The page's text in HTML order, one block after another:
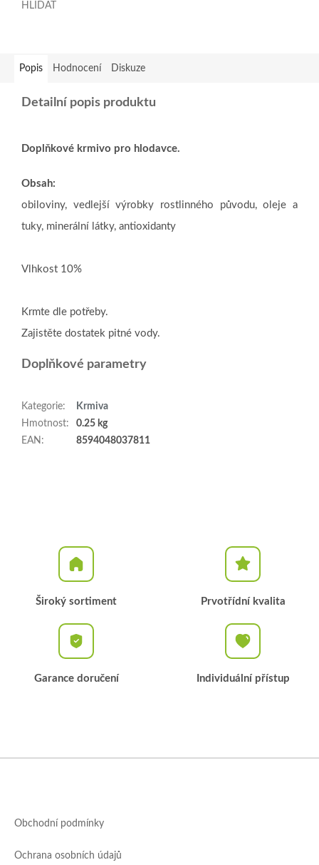
HLÍDAT
Popis Hodnocení Diskuze
Detailní popis produktu
Doplňkové krmivo pro hlodavce.
Obsah:
obiloviny, vedlejší výrobky rostlinného původu, oleje a
tuky, minerální látky, antioxidanty
Vlhkost 10%
Krmte dle potřeby.
Zajistěte dostatek pitné vody.
Doplňkové parametry
Kategorie:
Krmiva
Hmotnost:
0.25 kg
EAN : 8594048037811
Široký sortiment Prvotřídní kvalita
Garance doručení Individuální přístup
Obchodní podmínky
Ochrana osobních údajů